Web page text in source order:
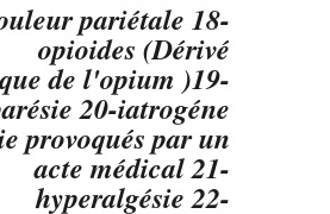
pariétale 18-
opioides (Dérivé
de l'opium )19-
20-iatrogéne
provoqués par un
acte médical 21-
hyperalgésie 22-